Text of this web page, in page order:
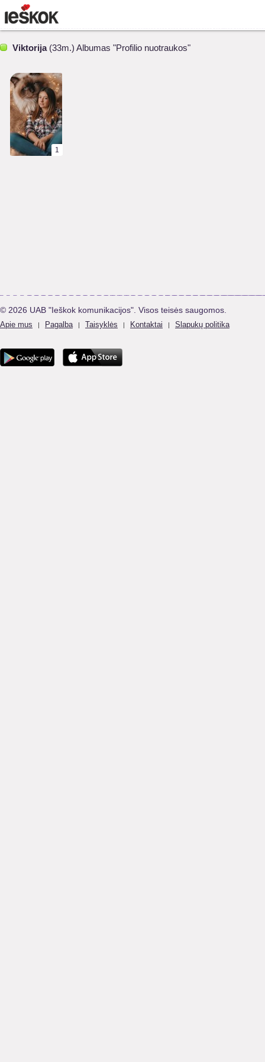
Viktorija(33m.) Albumas "Profilio nuotraukos"
1
© 2026 UAB "Ieškok komunikacijos". Visos teisės saugomos.
Apie mus | Pagalba | Taisyklės | Kontaktai | Slapukų politika